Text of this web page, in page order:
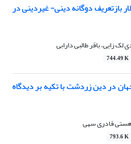
بازتعریف دوگانه دینی- غیردینی در
لک زایی، باقر طالبی دارابی
744.49 K
در دین زردشت با تکیه بر دیدگاه
قادری سهی
793.6 K